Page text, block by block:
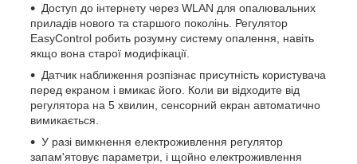
Доступ до інтернету через WLAN для опалювальних
приладів нового та старшого поколінь. Регулятор
EasyControl робить розумну систему опалення, навіть
якщо вона старої модифікації.
Датчик наближення розпізнає присутність користувача
перед екраном і вмикає його. Коли ви відходите від
регулятора на 5 хвилин, сенсорний екран автоматично
вимикається.
У разі вимкнення електроживлення регулятор
запам'ятовує параметри, і щойно електроживлення